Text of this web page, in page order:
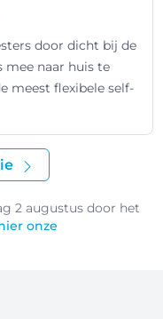
door dicht bij de
mee naar huis te
meest flexibele self-
2 augustus door het
onze